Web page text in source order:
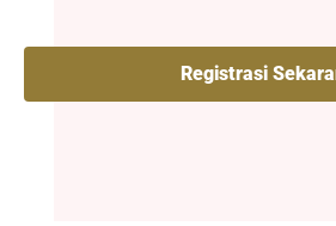
Registrasi